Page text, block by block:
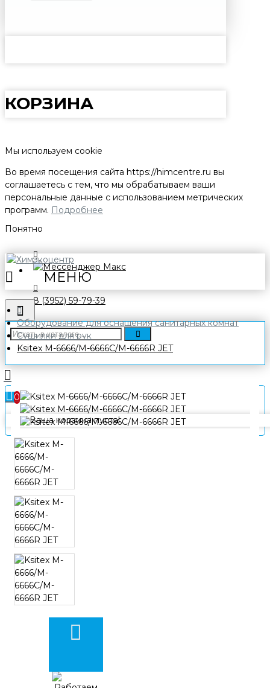
КОРЗИНА
Мы используем cookie
Во время посещения сайта https://himcentre.ru вы
соглашаетесь с тем, что мы обрабатываем ваши
персональные данные с использованием метрических
программ. Подробнее
Понятно
8 (3952) 59-79-39
0
Ваша корзина пуста!
Оборудование для оснащения санитарных комнат
Сушилки для рук
Ksitex M-6666/M-6666C/M-6666R JET